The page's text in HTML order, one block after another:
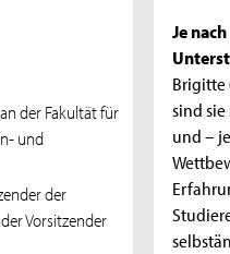
der Fakultät für
und
der
Vorsitzender
Je
Brigitte
sind
und –